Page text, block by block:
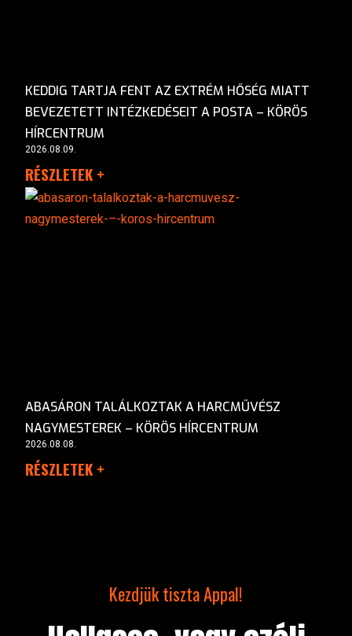
KEDDIG TARTJA FENT AZ EXTRÉM HŐSÉG MIATT
BEVEZETETT INTÉZKEDÉSEIT A POSTA – KÖRÖS
HÍRCENTRUM
2026.08.09.
RÉSZLETEK +
ABASÁRON TALÁLKOZTAK A HARCMŰVÉSZ
NAGYMESTEREK – KÖRÖS HÍRCENTRUM
2026.08.08.
RÉSZLETEK +
Kezdjük tiszta Appal!